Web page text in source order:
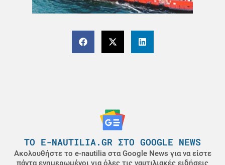
ΤΟ E-NAUTILIA.GR ΣΤΟ GOOGLE NEWS
Ακολουθήστε το e-nautilia στα Google News για να είστε